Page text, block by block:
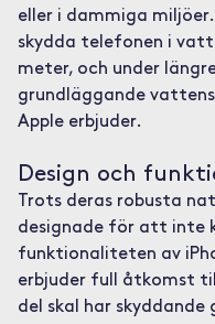
eller i dammiga
skydda telefonen i
meter, och under
grundläggande
Apple erbjuder.
Design och
Trots deras robusta
designade för att inte
funktionaliteten av
erbjuder full åtkomst
del skal har